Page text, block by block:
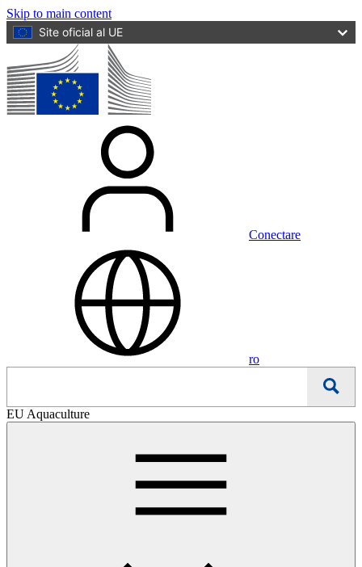
Skip to main content
Site oficial al UE
Conectare
ro
Căutați
EU Aquaculture